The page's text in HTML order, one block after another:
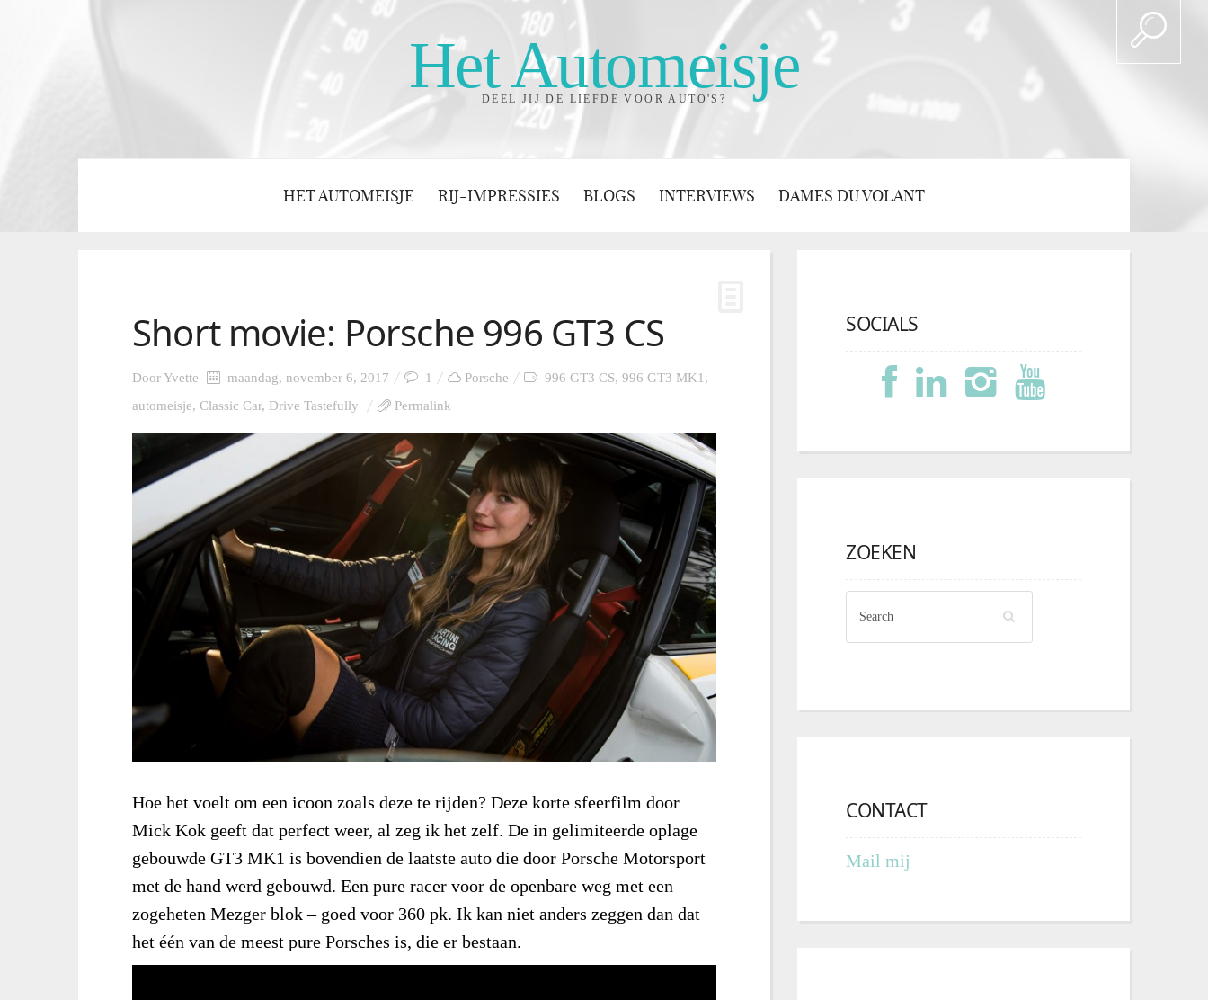
Het Automeisje
DEEL JIJ DE LIEFDE VOOR AUTO'S?
HET AUTOMEISJE RIJ-IMPRESSIES BLOGS INTERVIEWS DAMES DU VOLANT
Short movie: Porsche 996 GT3 CS
DoorYvette maandag, november 6, 2017 1 Porsche 996 GT3 CS, 996 GT3 MK1 ,
automeisje, Classic Car, Drive Tastefully Permalink
Hoe het voelt om een icoon zoals deze te rijden? Deze korte sfeerfilm door
Mick Kok geeft dat perfect weer, al zeg ik het zelf. De in gelimiteerde oplage
gebouwde GT3 MK1 is bovendien de laatste auto die door Porsche Motorsport
met de hand werd gebouwd. Een pure racer voor de openbare weg met een
zogeheten Mezger blok – goed voor 360 pk. Ik kan niet anders zeggen dan dat
het één van de meest pure Porsches is, die er bestaan.
SOCIALS
ZOEKEN
CONTACT
Mail mij